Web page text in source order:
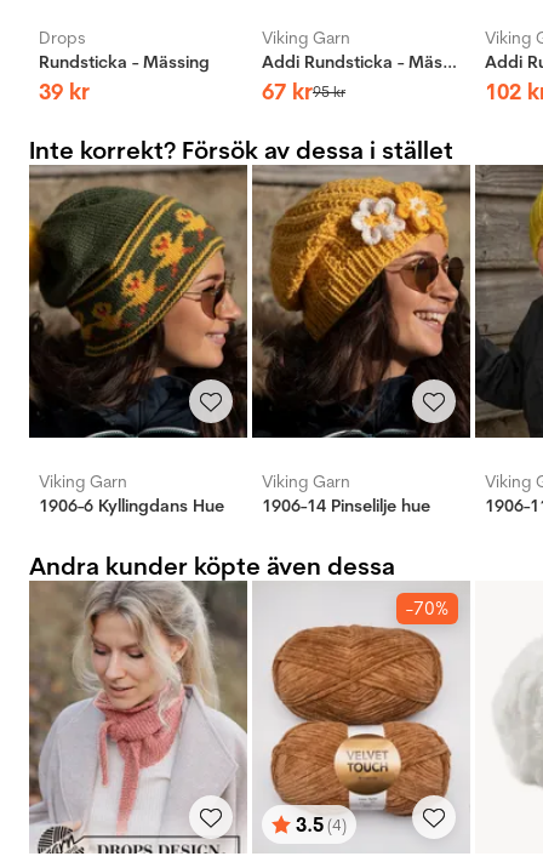
Drops
Rundsticka - Mässing
39 kr
Viking Garn
Addi Rundsticka - Mässing
67 kr95kr
Viking
102
Inte korrekt? Försök av dessa i stället
Viking Garn
1906-6 Kyllingdans Hue
Viking Garn
1906-14 Pinselilje hue
Viking
1906-
Andra kunder köpte även dessa
-70%
Betyg:
3.5(4)
utav 5 stjärnor